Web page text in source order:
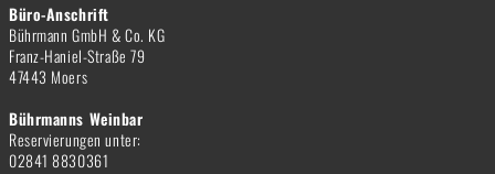
Büro-Anschrift
Bührmann GmbH & Co. KG
Franz-Haniel-Straße 79
47443 Moers
Bührmanns Weinbar
Reservierungen unter:
02841 8830361